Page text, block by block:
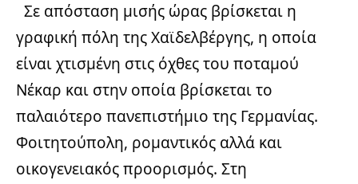
Σε απόσταση μισής ώρας βρίσκεται η
γραφική πόλη της Χαϊδελβέργης, η οποία
είναι χτισμένη στις όχθες του ποταμού
Νέκαρ και στην οποία βρίσκεται το
παλαιότερο πανεπιστήμιο της Γερμανίας.
Φοιτητούπολη, ρομαντικός αλλά και
οικογενειακός προορισμός. Στη